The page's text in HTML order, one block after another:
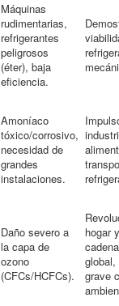
Máquinas
rudimentarias,
refrigerantes
peligrosos
(éter), baja
eficiencia.
Amoníaco
tóxico/corrosivo,
necesidad de
grandes
instalaciones.
Daño severo a
la capa de
ozono
(CFCs/HCFCs).
hogar
global,
grave